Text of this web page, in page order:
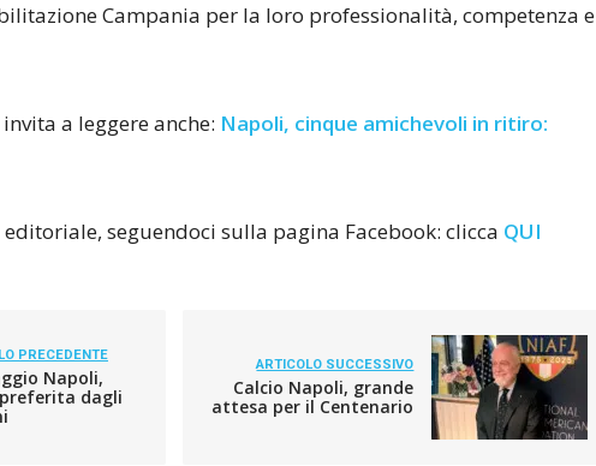
Campania per la loro professionalità, competenza e
a leggere anche: Napoli, cinque amichevoli in ritiro:
seguendoci sulla pagina Facebook: clicca QUI
PRECEDENTE
Napoli,
dagli
ARTICOLO SUCCESSIVO
Calcio Napoli, grande
attesa per il Centenario